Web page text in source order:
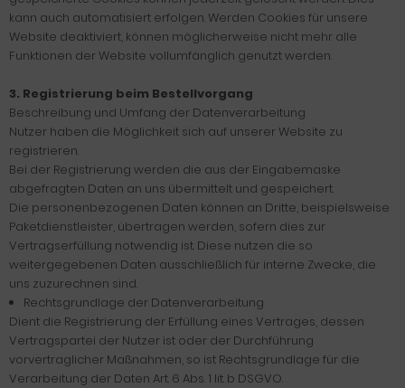
kann auch automatisiert erfolgen. Werden Cookies für unsere
Website deaktiviert, können möglicherweise nicht mehr alle
Funktionen der Website vollumfänglich genutzt werden.
3. Registrierung beim Bestellvorgang
Beschreibung und Umfang der Datenverarbeitung
Nutzer haben die Möglichkeit sich auf unserer Website zu
registrieren.
Bei der Registrierung werden die aus der Eingabemaske
abgefragten Daten an uns übermittelt und gespeichert.
Die personenbezogenen Daten können an Dritte, beispielsweise
Paketdienstleister, übertragen werden, sofern dies zur
Vertragserfüllung notwendig ist. Diese nutzen die so
weitergegebenen Daten ausschließlich für interne Zwecke, die
uns zuzurechnen sind.
Rechtsgrundlage der Datenverarbeitung
Dient die Registrierung der Erfüllung eines Vertrages, dessen
Vertragspartei der Nutzer ist oder der Durchführung
vorvertraglicher Maßnahmen, so ist Rechtsgrundlage für die
Verarbeitung der Daten Art. 6 Abs. 1 lit. b DSGVO.